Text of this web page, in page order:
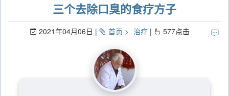
三个去除口臭的食疗方子
2021年04月06日 首页 治疗 577点击